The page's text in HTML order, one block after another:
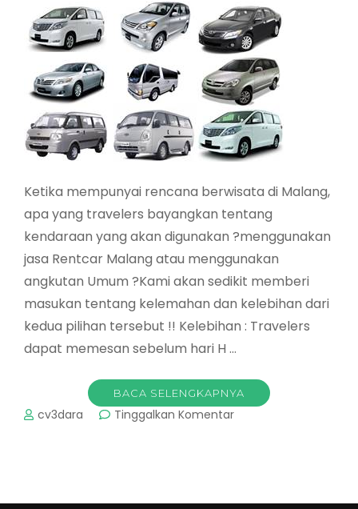
Ketika mempunyai rencana berwisata di Malang,
apa yang travelers bayangkan tentang
kendaraan yang akan digunakan ?menggunakan
jasa Rentcar Malang atau menggunakan
angkutan Umum ?Kami akan sedikit memberi
masukan tentang kelemahan dan kelebihan dari
kedua pilihan tersebut !! Kelebihan : Travelers
dapat memesan sebelum hari H …
BACA SELENGKAPNYA
cv3dara Tinggalkan Komentarpada